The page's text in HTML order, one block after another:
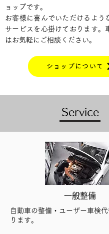
ョップです。
お客様に喜んでいただけるよう
サービスを心掛けております。
はお気軽にご相談ください。
ショップについて
Service
一般整備
自動車の整備・ユーザー車検
ります。